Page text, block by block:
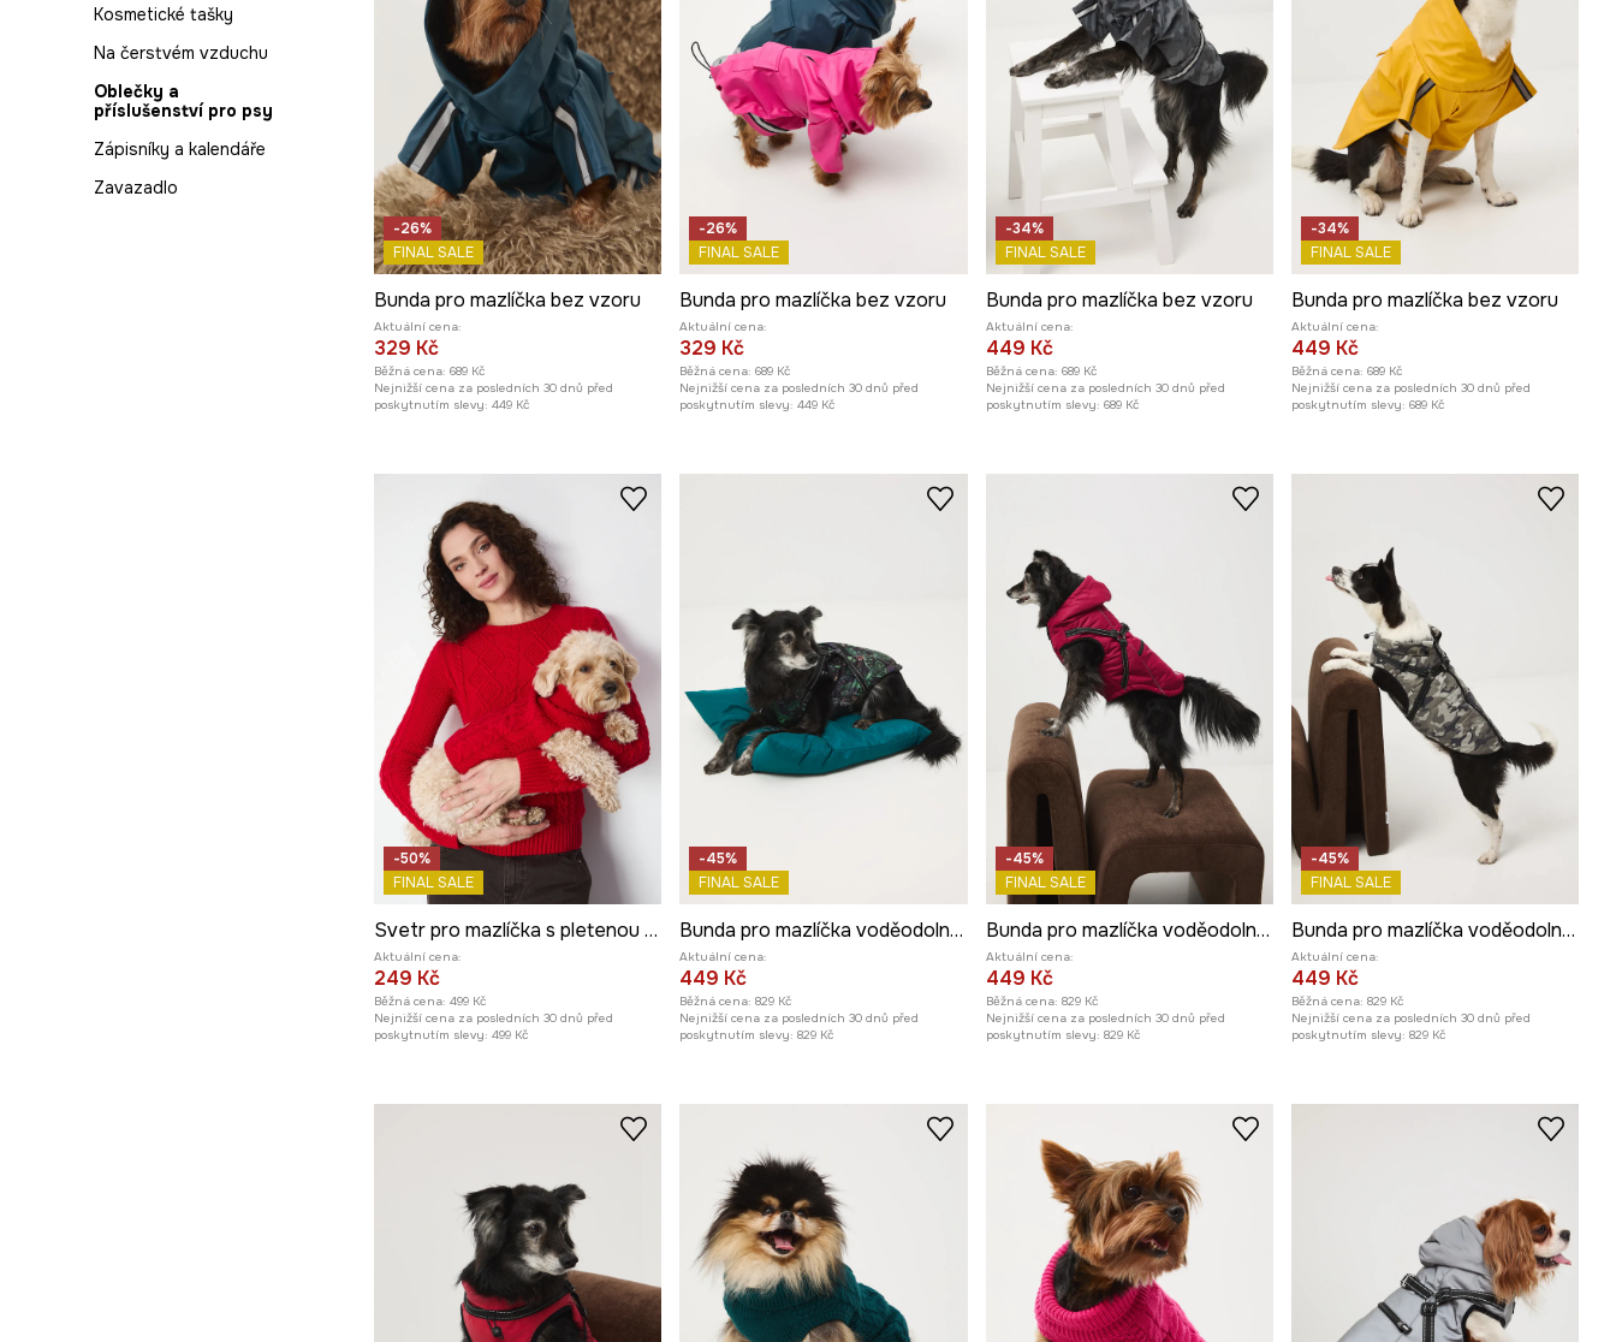
Kosmetické tašky
Na čerstvém vzduchu
Oblečky a
příslušenství pro psy
Zápisníky a kalendáře
Zavazadlo
-26%
FINAL SALE
Bunda pro mazlíčka bez vzoru
Aktuální cena:
329 Kč
Běžná cena: 689 Kč
Nejnižší cena za posledních 30 dnů před
poskytnutím slevy: 449 Kč
-26%
FINAL SALE
Bunda pro mazlíčka bez vzoru
Aktuální cena:
329 Kč
Běžná cena: 689 Kč
Nejnižší cena za posledních 30 dnů před
poskytnutím slevy: 449 Kč
-34%
FINAL SALE
Bunda pro mazlíčka bez vzoru
Aktuální cena:
449 Kč
Běžná cena: 689 Kč
Nejnižší cena za posledních 30 dnů před
poskytnutím slevy: 689 Kč
-34%
FINAL SALE
Bunda pro mazlíčka bez vzoru
Aktuální cena:
449 Kč
Běžná cena: 689 Kč
Nejnižší cena za posledních 30 dnů před
poskytnutím slevy: 689 Kč
-50%
FINAL SALE
Svetr pro mazlíčka s pletenou vazbou
Aktuální cena:
249 Kč
Běžná cena: 499 Kč
Nejnižší cena za posledních 30 dnů před
poskytnutím slevy: 499 Kč
-45%
FINAL SALE
Bunda pro mazlíčka voděodolný povrch
Aktuální cena:
449 Kč
Běžná cena: 829 Kč
Nejnižší cena za posledních 30 dnů před
poskytnutím slevy: 829 Kč
-45%
FINAL SALE
Bunda pro mazlíčka voděodolný povrch
Aktuální cena:
449 Kč
Běžná cena: 829 Kč
Nejnižší cena za posledních 30 dnů před
poskytnutím slevy: 829 Kč
-45%
FINAL SALE
Bunda pro mazlíčka voděodolný povrch
Aktuální cena:
449 Kč
Běžná cena: 829 Kč
Nejnižší cena za posledních 30 dnů před
poskytnutím slevy: 829 Kč